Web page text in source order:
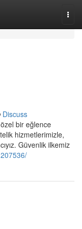
Discuss
bir eğlence
hizmetlerimizle,
Güvenlik ilkemiz